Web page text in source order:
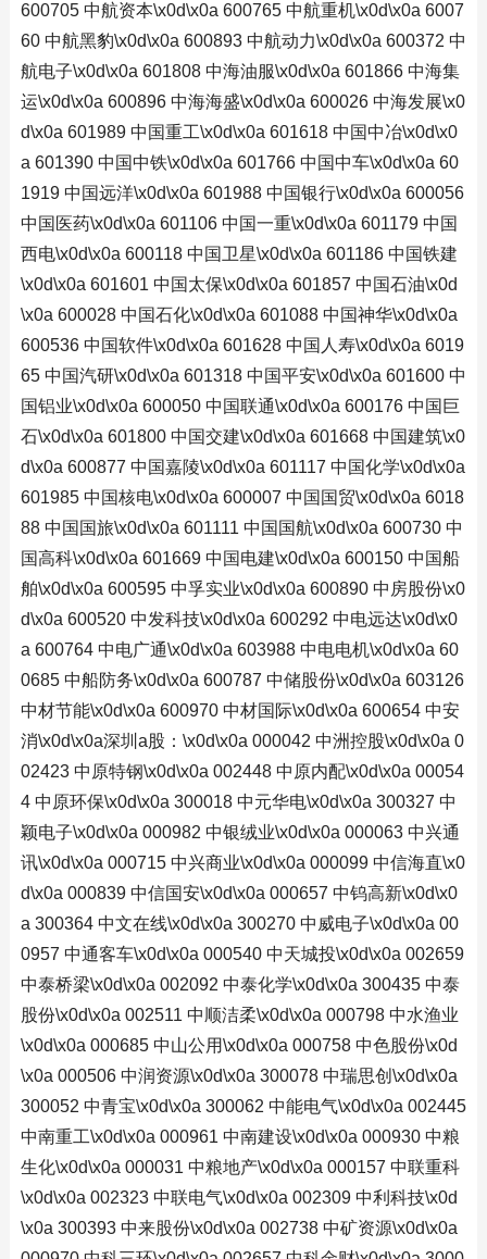
600705 中航资本\x0d\x0a 600765 中航重机\x0d\x0a 6007
60 中航黑豹\x0d\x0a 600893 中航动力\x0d\x0a 600372 中
航电子\x0d\x0a 601808 中海油服\x0d\x0a 601866 中海集
运\x0d\x0a 600896 中海海盛\x0d\x0a 600026 中海发展\x0
d\x0a 601989 中国重工\x0d\x0a 601618 中国中冶\x0d\x0
a 601390 中国中铁\x0d\x0a 601766 中国中车\x0d\x0a 60
1919 中国远洋\x0d\x0a 601988 中国银行\x0d\x0a 600056
中国医药\x0d\x0a 601106 中国一重\x0d\x0a 601179 中国
西电\x0d\x0a 600118 中国卫星\x0d\x0a 601186 中国铁建
\x0d\x0a 601601 中国太保\x0d\x0a 601857 中国石油\x0d
\x0a 600028 中国石化\x0d\x0a 601088 中国神华\x0d\x0a
600536 中国软件\x0d\x0a 601628 中国人寿\x0d\x0a 6019
65 中国汽研\x0d\x0a 601318 中国平安\x0d\x0a 601600 中
国铝业\x0d\x0a 600050 中国联通\x0d\x0a 600176 中国巨
石\x0d\x0a 601800 中国交建\x0d\x0a 601668 中国建筑\x0
d\x0a 600877 中国嘉陵\x0d\x0a 601117 中国化学\x0d\x0a
601985 中国核电\x0d\x0a 600007 中国国贸\x0d\x0a 6018
88 中国国旅\x0d\x0a 601111 中国国航\x0d\x0a 600730 中
国高科\x0d\x0a 601669 中国电建\x0d\x0a 600150 中国船
舶\x0d\x0a 600595 中孚实业\x0d\x0a 600890 中房股份\x0
d\x0a 600520 中发科技\x0d\x0a 600292 中电远达\x0d\x0
a 600764 中电广通\x0d\x0a 603988 中电电机\x0d\x0a 60
0685 中船防务\x0d\x0a 600787 中储股份\x0d\x0a 603126
中材节能\x0d\x0a 600970 中材国际\x0d\x0a 600654 中安
消\x0d\x0a深圳a股：\x0d\x0a 000042 中洲控股\x0d\x0a 0
02423 中原特钢\x0d\x0a 002448 中原内配\x0d\x0a 00054
4 中原环保\x0d\x0a 300018 中元华电\x0d\x0a 300327 中
颖电子\x0d\x0a 000982 中银绒业\x0d\x0a 000063 中兴通
讯\x0d\x0a 000715 中兴商业\x0d\x0a 000099 中信海直\x0
d\x0a 000839 中信国安\x0d\x0a 000657 中钨高新\x0d\x0
a 300364 中文在线\x0d\x0a 300270 中威电子\x0d\x0a 00
0957 中通客车\x0d\x0a 000540 中天城投\x0d\x0a 002659
中泰桥梁\x0d\x0a 002092 中泰化学\x0d\x0a 300435 中泰
股份\x0d\x0a 002511 中顺洁柔\x0d\x0a 000798 中水渔业
\x0d\x0a 000685 中山公用\x0d\x0a 000758 中色股份\x0d
\x0a 000506 中润资源\x0d\x0a 300078 中瑞思创\x0d\x0a
300052 中青宝\x0d\x0a 300062 中能电气\x0d\x0a 002445
中南重工\x0d\x0a 000961 中南建设\x0d\x0a 000930 中粮
生化\x0d\x0a 000031 中粮地产\x0d\x0a 000157 中联重科
\x0d\x0a 002323 中联电气\x0d\x0a 002309 中利科技\x0d
\x0a 300393 中来股份\x0d\x0a 002738 中矿资源\x0d\x0a